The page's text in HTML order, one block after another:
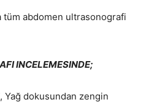
tüm abdomen ultrasonografi
INCELEMESINDE;
, Yağ dokusundan zengin